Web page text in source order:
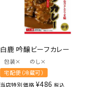
白鹿 吟醸ビーフカレー
包装×
のし×
宅配便（冷蔵可）
当店特別価格 ¥486 税込